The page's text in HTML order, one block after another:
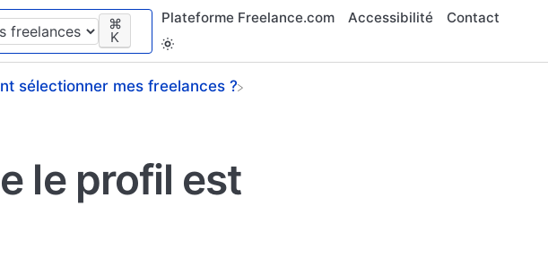
⌘
K
Plateforme Freelance.com Accessibilité Contact
sélectionner mes freelances ?
le profil est